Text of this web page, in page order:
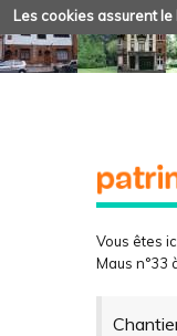
Les cookies assurent
Vous êtes
Maus n°33